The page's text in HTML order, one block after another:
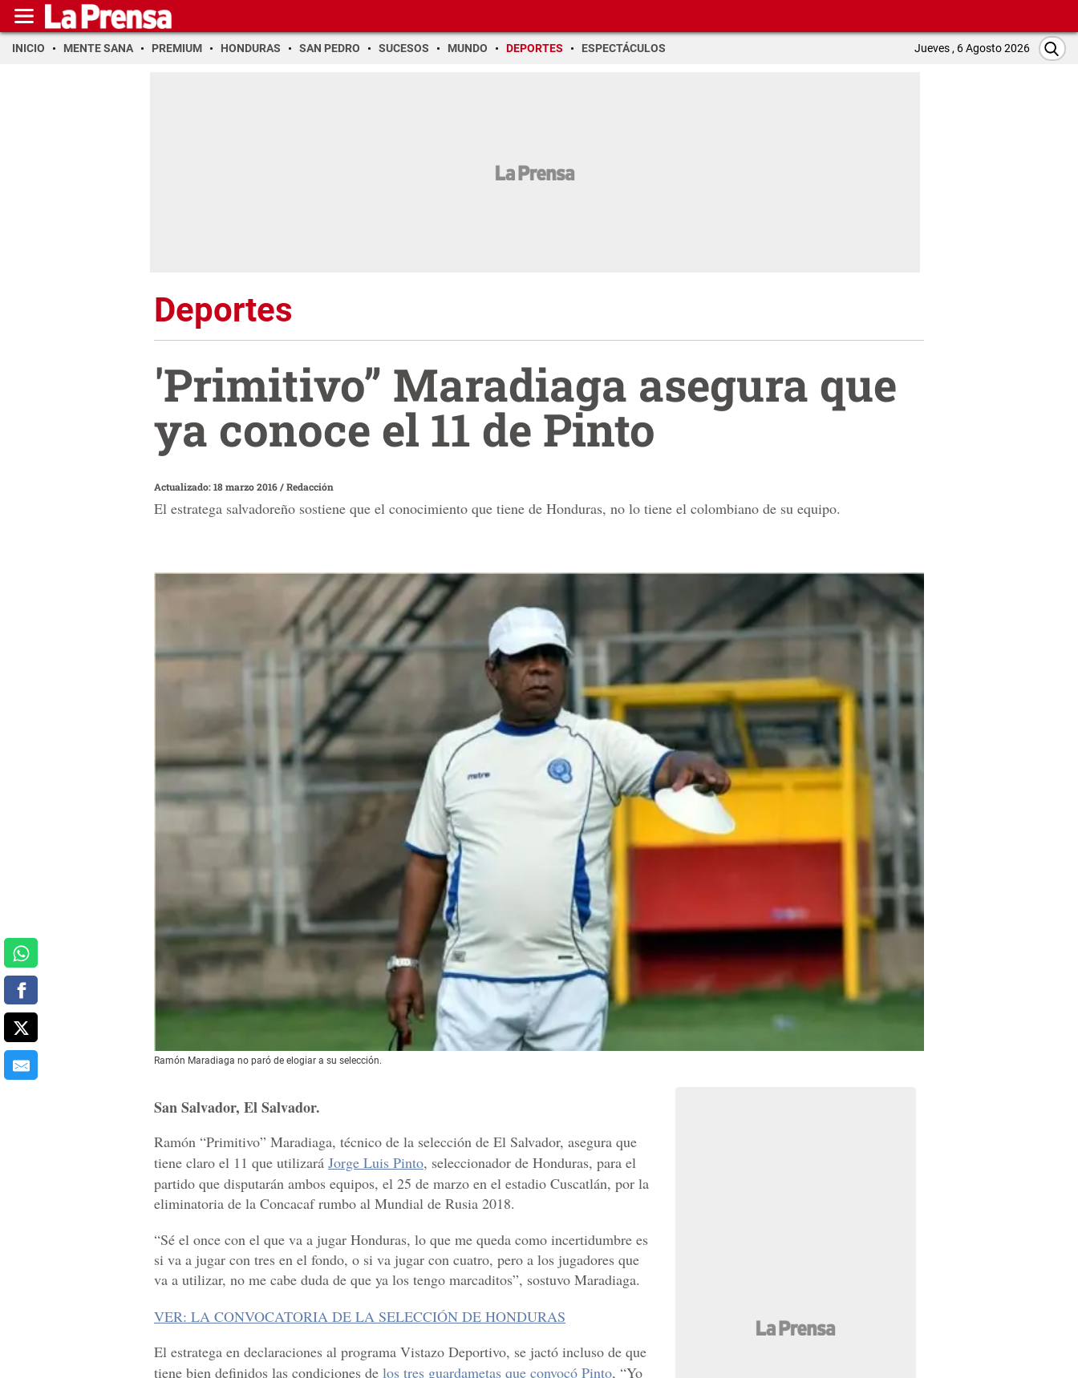
INICIO MENTE SANA PREMIUM HONDURAS SAN PEDRO SUCESOS MUNDO DEPORTES ESPECTÁCULOS Jueves , 6 Agosto 2026
Deportes
'Primitivo” Maradiaga asegura que
ya conoce el 11 de Pinto
Actualizado: 18 marzo 2016/Redacción
El estratega salvadoreño sostiene que el conocimiento que tiene de Honduras, no lo tiene el colombiano de su equipo.
Ramón Maradiaga no paró de elogiar a su selección.
San Salvador, El Salvador.
Ramón “Primitivo” Maradiaga, técnico de la selección de El Salvador, asegura que
tiene claro el 11 que utilizará Jorge Luis Pinto, seleccionador de Honduras, para el
partido que disputarán ambos equipos, el 25 de marzo en el estadio Cuscatlán, por la
eliminatoria de la Concacaf rumbo al Mundial de Rusia 2018.
“Sé el once con el que va a jugar Honduras, lo que me queda como incertidumbre es
si va a jugar con tres en el fondo, o si va jugar con cuatro, pero a los jugadores que
va a utilizar, no me cabe duda de que ya los tengo marcaditos”, sostuvo Maradiaga.
VER: LA CONVOCATORIA DE LA SELECCIÓN DE HONDURAS
El estratega en declaraciones al programa Vistazo Deportivo, se jactó incluso de que
tiene bien definidos las condiciones de los tres guardametas que convocó Pinto, “Yo